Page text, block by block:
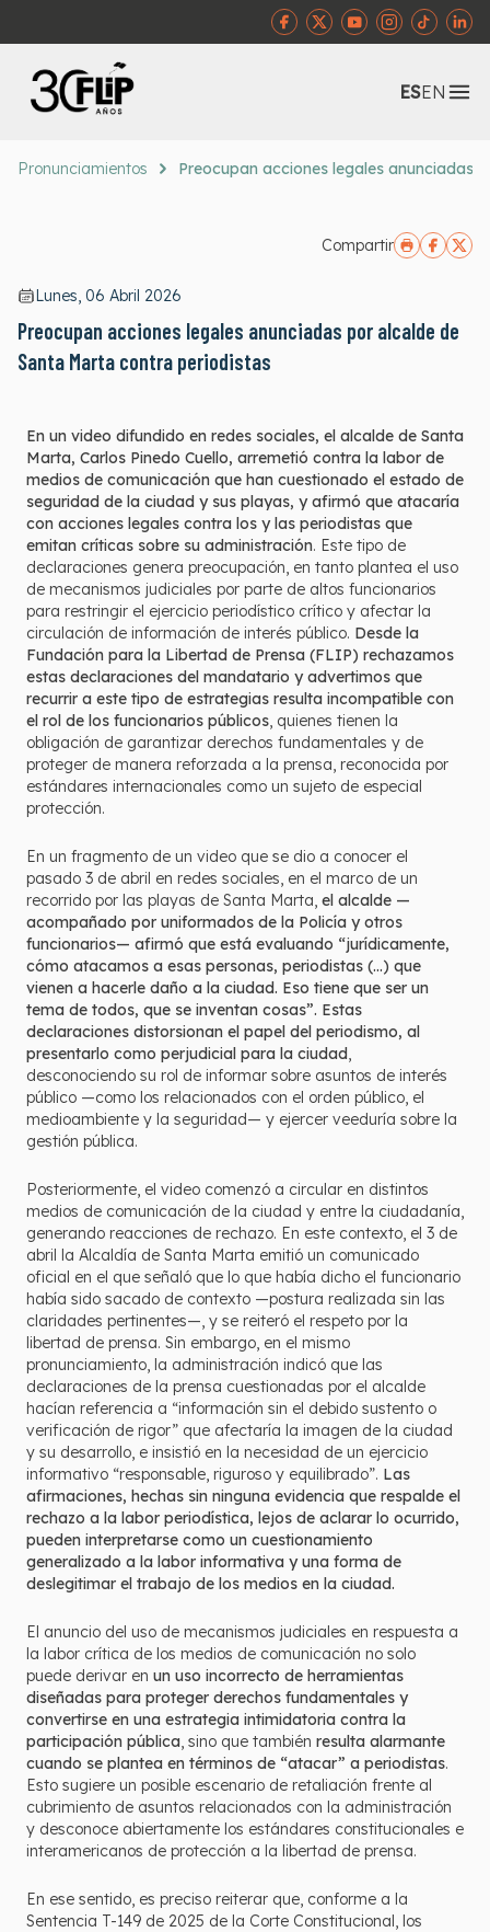
ESEN
Pronunciamientos Preocupan acciones legales anunciadas
Compartir
Lunes, 06 Abril 2026
Preocupan acciones legales anunciadas por alcalde de
Santa Marta contra periodistas
En un video difundido en redes sociales, el alcalde de Santa
Marta, Carlos Pinedo Cuello, arremetió contra la labor de
medios de comunicación que han cuestionado el estado de
seguridad de la ciudad y sus playas, y afirmó que atacaría
con acciones legales contra los y las periodistas que
emitan críticas sobre su administración. Este tipo de
declaraciones genera preocupación, en tanto plantea el uso
de mecanismos judiciales por parte de altos funcionarios
para restringir el ejercicio periodístico crítico y afectar la
circulación de información de interés público. Desde la
Fundación para la Libertad de Prensa (FLIP) rechazamos
estas declaraciones del mandatario y advertimos que
recurrir a este tipo de estrategias resulta incompatible con
el rol de los funcionarios públicos, quienes tienen la
obligación de garantizar derechos fundamentales y de
proteger de manera reforzada a la prensa, reconocida por
estándares internacionales como un sujeto de especial
protección.
En un fragmento de un video que se dio a conocer el
pasado 3 de abril en redes sociales, en el marco de un
recorrido por las playas de Santa Marta, el alcalde —
acompañado por uniformados de la Policía y otros
funcionarios— afirmó que está evaluando “jurídicamente,
cómo atacamos a esas personas, periodistas (...) que
vienen a hacerle daño a la ciudad. Eso tiene que ser un
tema de todos, que se inventan cosas”. Estas
declaraciones distorsionan el papel del periodismo, al
presentarlo como perjudicial para la ciudad,
desconociendo su rol de informar sobre asuntos de interés
público —como los relacionados con el orden público, el
medioambiente y la seguridad— y ejercer veeduría sobre la
gestión pública.
Posteriormente, el video comenzó a circular en distintos
medios de comunicación de la ciudad y entre la ciudadanía,
generando reacciones de rechazo. En este contexto, el 3 de
abril la Alcaldía de Santa Marta emitió un comunicado
oficial en el que señaló que lo que había dicho el funcionario
había sido sacado de contexto —postura realizada sin las
claridades pertinentes—, y se reiteró el respeto por la
libertad de prensa. Sin embargo, en el mismo
pronunciamiento, la administración indicó que las
declaraciones de la prensa cuestionadas por el alcalde
hacían referencia a “información sin el debido sustento o
verificación de rigor” que afectaría la imagen de la ciudad
y su desarrollo, e insistió en la necesidad de un ejercicio
informativo “responsable, riguroso y equilibrado”. Las
afirmaciones, hechas sin ninguna evidencia que respalde el
rechazo a la labor periodística, lejos de aclarar lo ocurrido,
pueden interpretarse como un cuestionamiento
generalizado a la labor informativa y una forma de
deslegitimar el trabajo de los medios en la ciudad.
El anuncio del uso de mecanismos judiciales en respuesta a
la labor crítica de los medios de comunicación no solo
puede derivar en un uso incorrecto de herramientas
diseñadas para proteger derechos fundamentales y
convertirse en una estrategia intimidatoria contra la
participación pública, sino que también resulta alarmante
cuando se plantea en términos de “atacar” a periodistas.
Esto sugiere un posible escenario de retaliación frente al
cubrimiento de asuntos relacionados con la administración
y desconoce abiertamente los estándares constitucionales e
interamericanos de protección a la libertad de prensa.
En ese sentido, es preciso reiterar que, conforme a la
Sentencia T-149 de 2025 de la Corte Constitucional, los